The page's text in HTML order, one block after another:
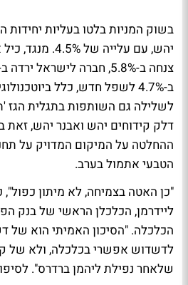
בשוק המניות בלטו בעליות
לשלילה גם השותפות בתגלית הגז
דלק קידוחים יהש ואבנר יהש, זאת
ההחלטה על המיקום המדויק על
הטבעי אתמול בערב.
"כן האטה בצמיחה, לא מיתון כפול",
ליידרמן, הכלכלן הראשי של בנק
הכלכלה. "הסיכון האמיתי הוא של
לדשדוש אפשרי בכלכלה, ולא של
שלאחר נפילת ליהמן ברדרס".